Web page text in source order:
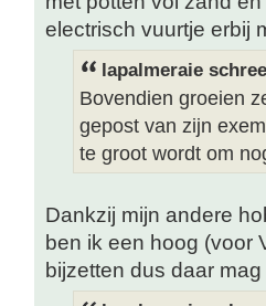
electrisch vuurtje erbij
lapalmeraie
Bovendien groeien
gepost van zijn
te groot wordt om
Dankzij mijn andere
ben ik een hoog (voor
bijzetten dus daar